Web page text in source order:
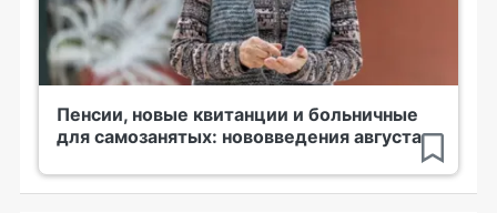
Пенсии, новые квитанции и больничные
для самозанятых: нововведения августа